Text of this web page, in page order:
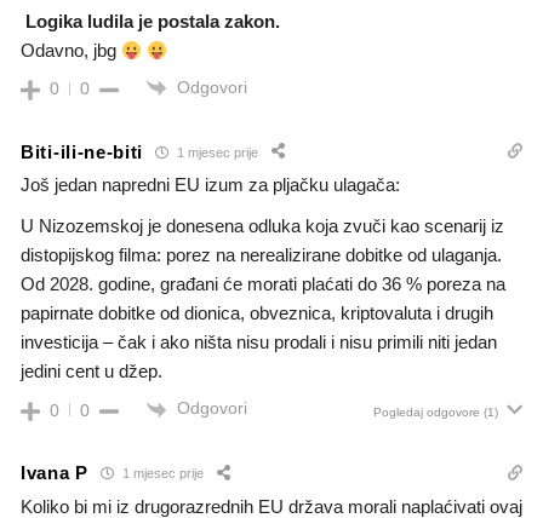
Logika ludila je postala zakon.
Odavno, jbg
0 0 Odgovori
Biti-ili-ne-biti 1 mjesec prije
Još jedan napredni EU izum za pljačku ulagača:
U Nizozemskoj je donesena odluka koja zvuči kao scenarij iz
distopijskog filma: porez na nerealizirane dobitke od ulaganja.
Od 2028. godine, građani će morati plaćati do 36 % poreza na
papirnate dobitke od dionica, obveznica, kriptovaluta i drugih
investicija – čak i ako ništa nisu prodali i nisu primili niti jedan
jedini cent u džep.
0 0 Odgovori Pogledaj odgovore (1)
Ivana P 1 mjesec prije
Koliko bi mi iz drugorazrednih EU država morali naplaćivati ovaj